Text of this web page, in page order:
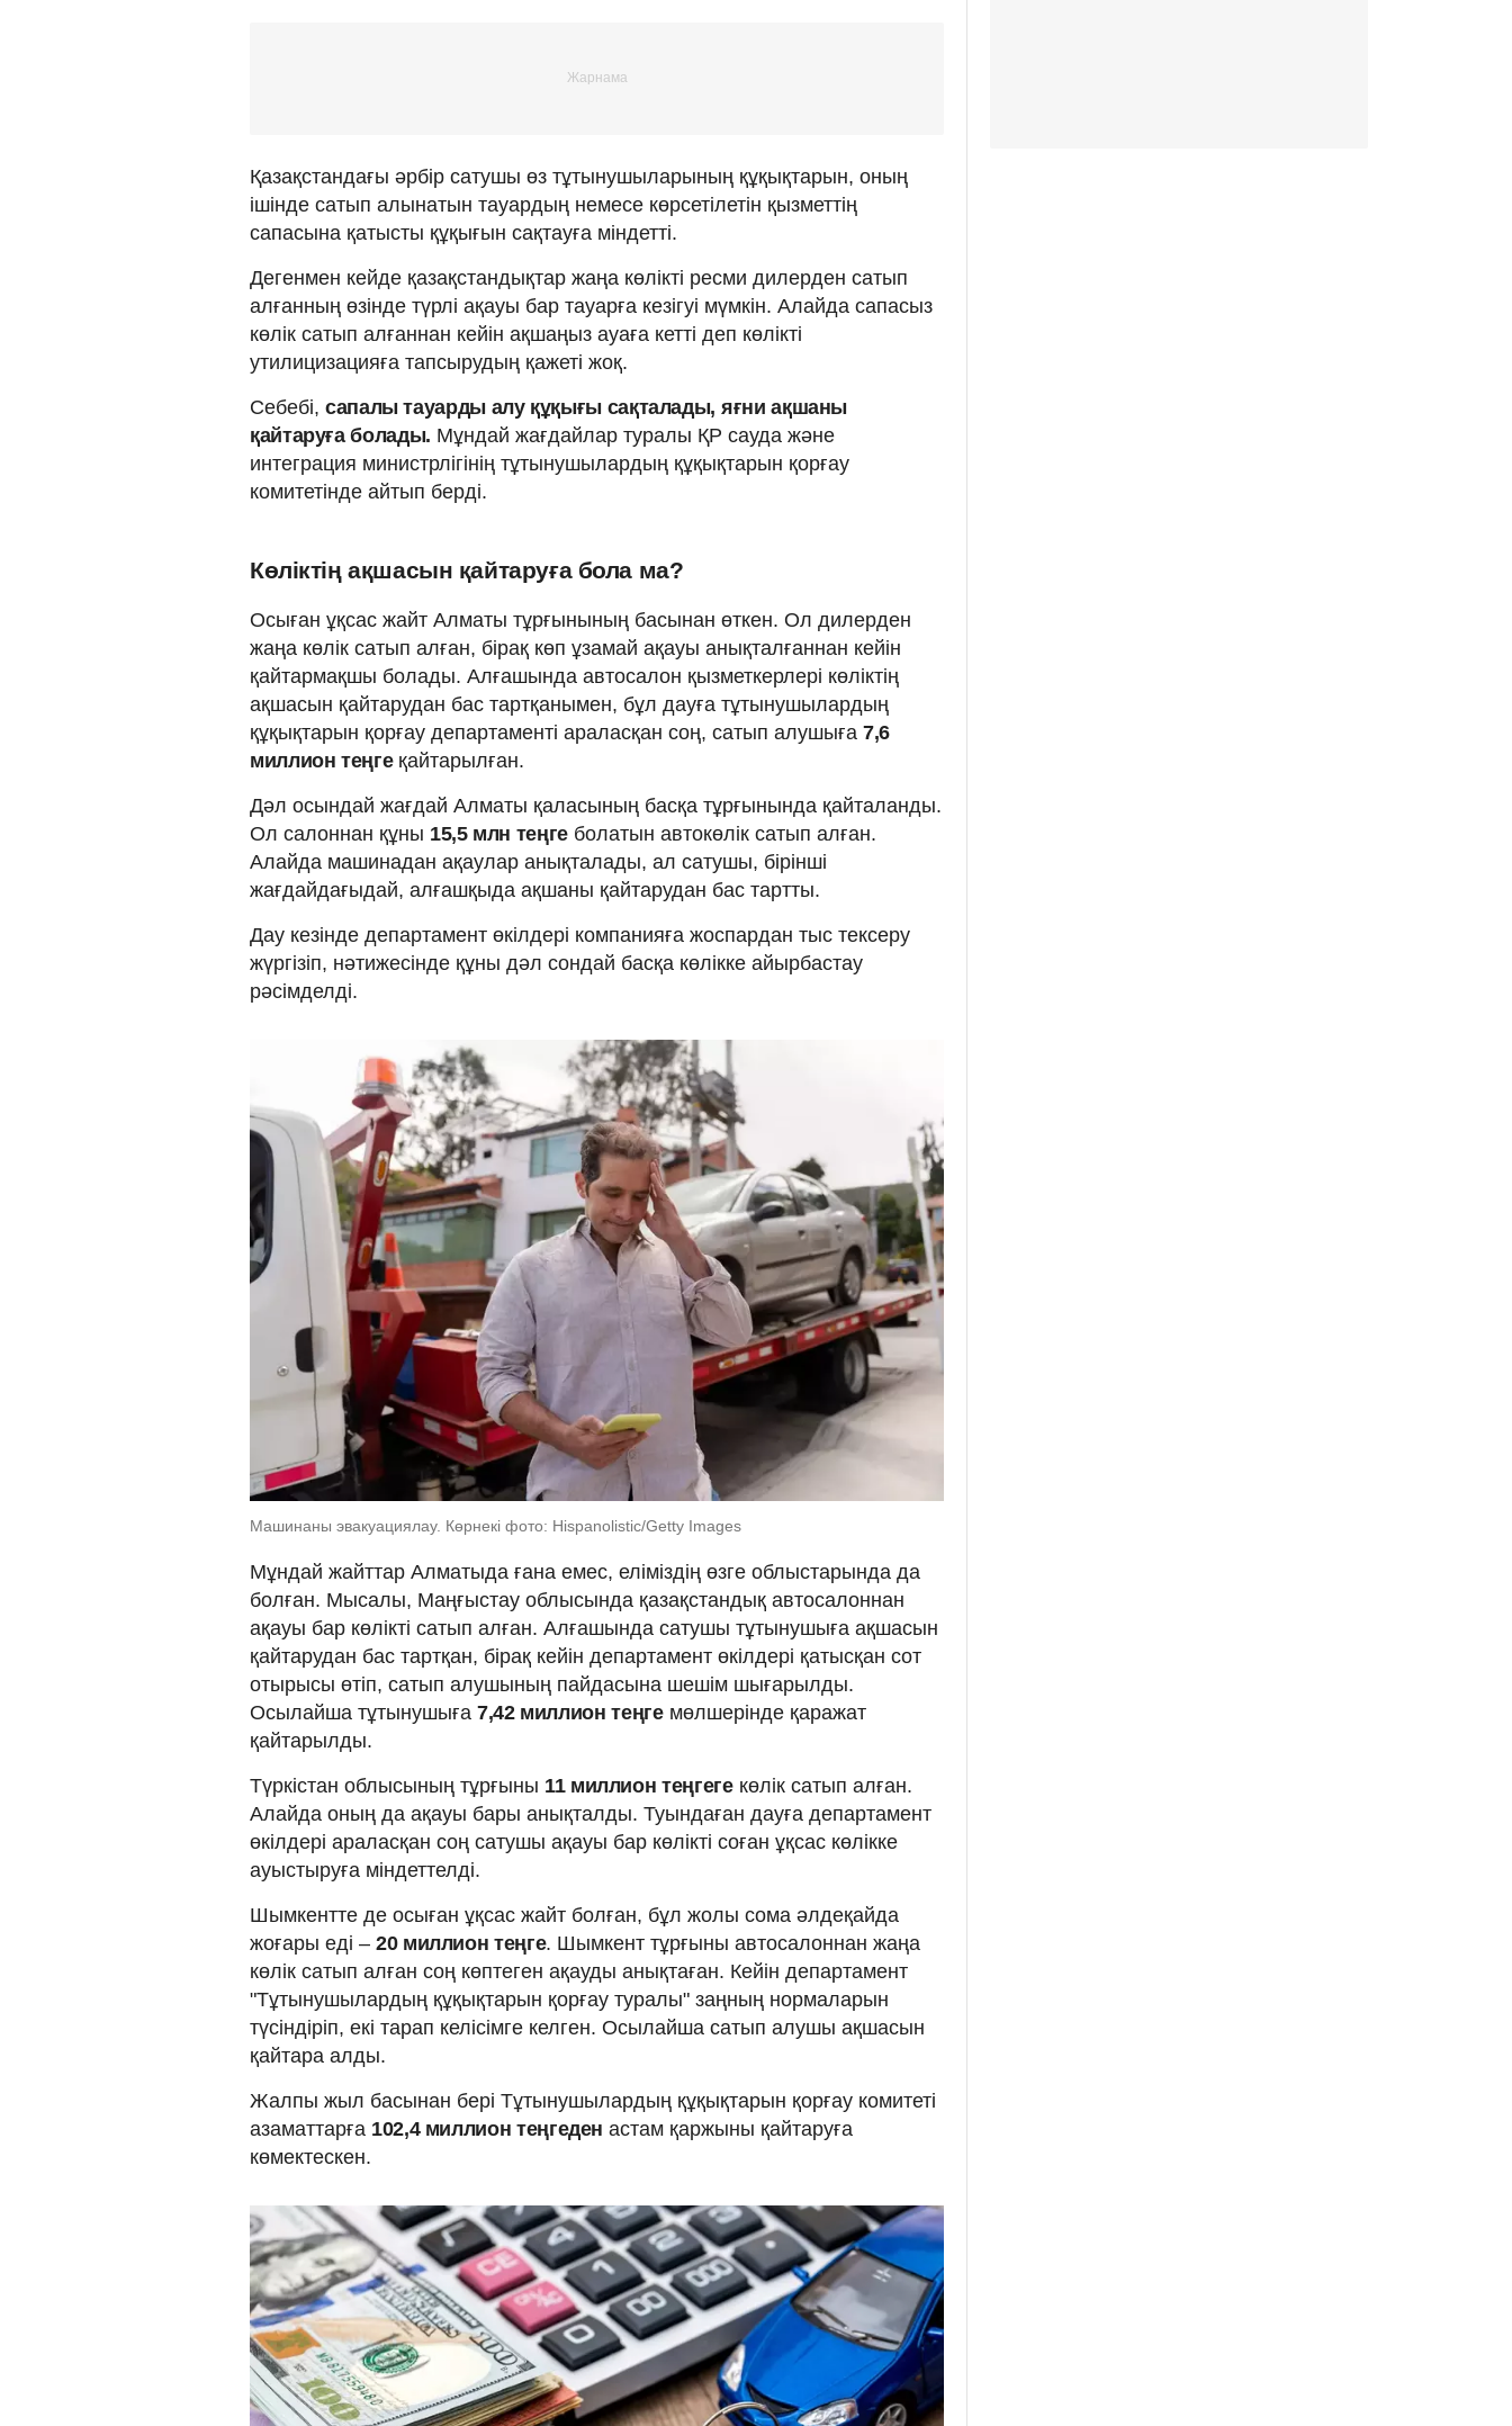
Қазақстандағы әрбір сатушы өз тұтынушыларының құқықтарын, оның
ішінде сатып алынатын тауардың немесе көрсетілетін қызметтің
сапасына қатысты құқығын сақтауға міндетті.
Дегенмен кейде қазақстандықтар жаңа көлікті ресми дилерден сатып
алғанның өзінде түрлі ақауы бар тауарға кезігуі мүмкін. Алайда сапасыз
көлік сатып алғаннан кейін ақшаңыз ауаға кетті деп көлікті
утилицизацияға тапсырудың қажеті жоқ.
Себебі, сапалы тауарды алу құқығы сақталады, яғни ақшаны
қайтаруға болады. Мұндай жағдайлар туралы ҚР сауда және
интеграция министрлігінің тұтынушылардың құқықтарын қорғау
комитетінде айтып берді.
Көліктің ақшасын қайтаруға бола ма?
Осыған ұқсас жайт Алматы тұрғынының басынан өткен. Ол дилерден
жаңа көлік сатып алған, бірақ көп ұзамай ақауы анықталғаннан кейін
қайтармақшы болады. Алғашында автосалон қызметкерлері көліктің
ақшасын қайтарудан бас тартқанымен, бұл дауға тұтынушылардың
құқықтарын қорғау департаменті араласқан соң, сатып алушыға 7,6
миллион теңгеқайтарылған.
Дәл осындай жағдай Алматы қаласының басқа тұрғынында қайталанды.
Ол салоннан құны 15,5 млн теңге болатын автокөлік сатып алған.
Алайда машинадан ақаулар анықталады, ал сатушы, бірінші
жағдайдағыдай, алғашқыда ақшаны қайтарудан бас тартты.
Дау кезінде департамент өкілдері компанияға жоспардан тыс тексеру
жүргізіп, нәтижесінде құны дәл сондай басқа көлікке айырбастау
рәсімделді.
Машинаны эвакуациялау. Көрнекі фото: Hispanolistic/Getty Images
Мұндай жайттар Алматыда ғана емес, еліміздің өзге облыстарында да
болған. Мысалы, Маңғыстау облысында қазақстандық автосалоннан
ақауы бар көлікті сатып алған. Алғашында сатушы тұтынушыға ақшасын
қайтарудан бас тартқан, бірақ кейін департамент өкілдері қатысқан сот
отырысы өтіп, сатып алушының пайдасына шешім шығарылды.
Осылайша тұтынушыға 7,42 миллион теңгемөлшерінде қаражат
қайтарылды.
Түркістан облысының тұрғыны 11 миллион теңгегекөлік сатып алған.
Алайда оның да ақауы бары анықталды. Туындаған дауға департамент
өкілдері араласқан соң сатушы ақауы бар көлікті соған ұқсас көлікке
ауыстыруға міндеттелді.
Шымкентте де осыған ұқсас жайт болған, бұл жолы сома әлдеқайда
жоғары еді – 20 миллион теңге. Шымкент тұрғыны автосалоннан жаңа
көлік сатып алған соң көптеген ақауды анықтаған. Кейін департамент
"Тұтынушылардың құқықтарын қорғау туралы" заңның нормаларын
түсіндіріп, екі тарап келісімге келген. Осылайша сатып алушы ақшасын
қайтара алды.
Жалпы жыл басынан бері Тұтынушылардың құқықтарын қорғау комитеті
азаматтарға 102,4 миллион теңгеден астам қаржыны қайтаруға
көмектескен.